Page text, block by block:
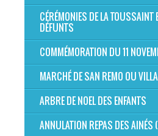
CÉRÉMONIES DE LA TOUSSAINT
DÉFUNTS
COMMÉMORATION DU 11
MARCHÉ DE SAN REMO OU
ARBRE DE NOEL DES ENFANTS
ANNULATION REPAS DES AINÉS